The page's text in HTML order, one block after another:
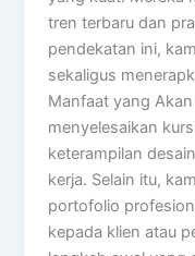
tren terbaru dan
pendekatan ini,
sekaligus
Manfaat yang
menyelesaikan
keterampilan
kerja. Selain itu,
portofolio
kepada klien atau